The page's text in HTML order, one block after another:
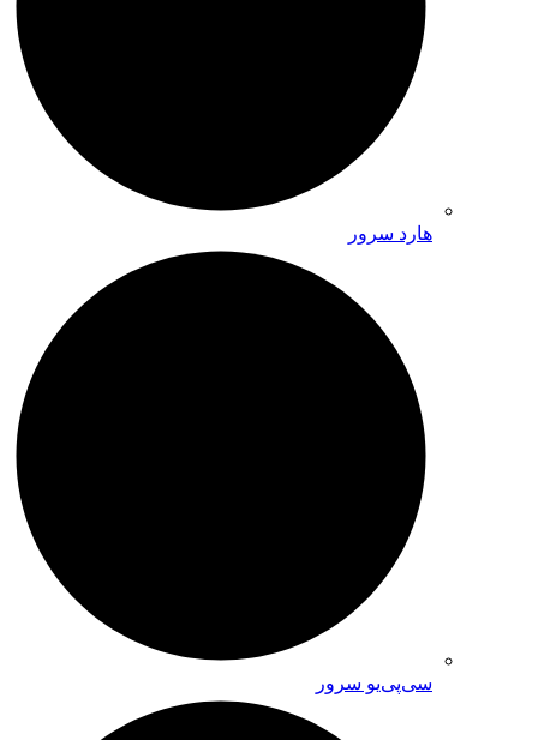
هارد سرور
سی‌پی‌یو سرور